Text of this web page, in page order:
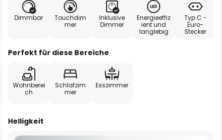
Dimmbar
Touchdim
mer
Inklusive
Dimmer
Energieeffiz
ient und
langlebig
Typ C -
Euro-
Stecker
Perfekt für diese Bereiche
Wohnberei
ch
Schlafzim
mer
Esszimmer
Helligkeit